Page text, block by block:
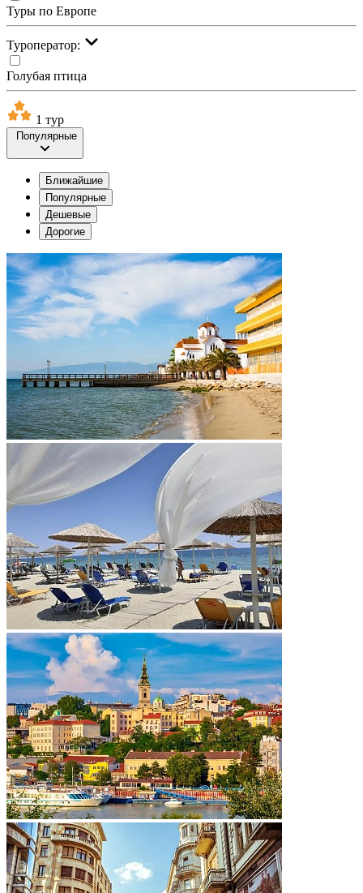
Туры по Европе
Туроператор:
Голубая птица
1 тур
Популярные
Ближайшие
Популярные
Дешевые
Дорогие